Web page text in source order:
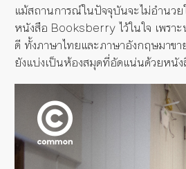
แม้สถานการณ์ในปัจจุบันจะไม่อำนว
หนังสือ Booksberryไว้ในใจ เพร
ดี ทั้งภาษาไทยและภาษาอังกฤษมาข
ยังแบ่งเป็นห้องสมุดที่อัดแน่นด้วยหนั